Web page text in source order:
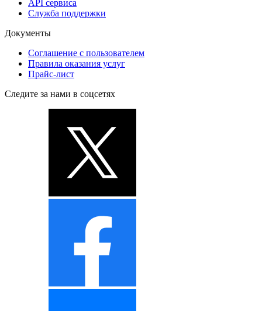
API сервиса
Служба поддержки
Документы
Соглашение с пользователем
Правила оказания услуг
Прайс-лист
Следите за нами в соцсетях